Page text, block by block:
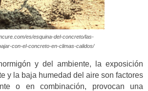
es/esquina-del-concreto/las-
con-el-concreto-en-climas-calidos/
y del ambiente, la exposición
y la baja humedad del aire son factores
o en combinación, provocan una